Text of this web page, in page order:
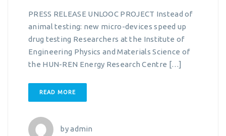
PRESS RELEASE UNLOOC PROJECT Instead of
animal testing: new micro-devices speed up
drug testing Researchers at the Institute of
Engineering Physics and Materials Science of
the HUN-REN Energy Research Centre […]
READ MORE
byadmin